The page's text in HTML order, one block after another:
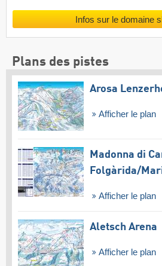
Infos sur le domaine
Plans des pistes
Arosa
Afficher le plan
Madonna di
Folgàrida/​
Afficher le plan
Aletsch Arena
Afficher le plan